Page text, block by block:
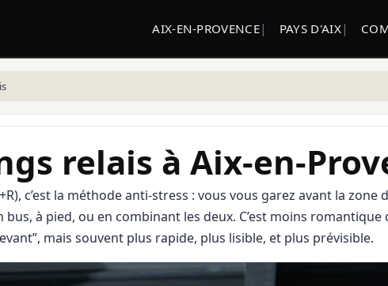
AIX-EN-PROVENCE PAYS D'AIX
relais à Aix-en-
c’est la méthode anti-stress : vous vous garez avant la zone
à pied, ou en combinant les deux. C’est moins romantique
mais souvent plus rapide, plus lisible, et plus prévisible.